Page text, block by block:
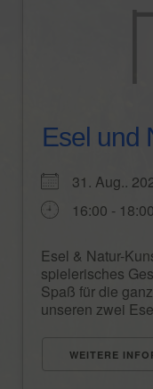
Ferienwohnung
Ferienhaus
REITEN
Das Islandpferd
Wanderritt-Reports
Esel und
31. Aug..
16:00 - 18:00
Esel & Natur-
spielerisches
Spaß für die
unseren zwei
WEITERE